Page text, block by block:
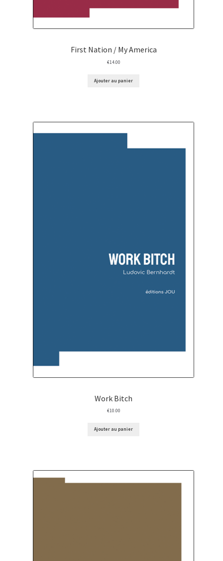
First Nation / My America
€14.00
Ajouter au panier
Work Bitch
€10.00
Ajouter au panier